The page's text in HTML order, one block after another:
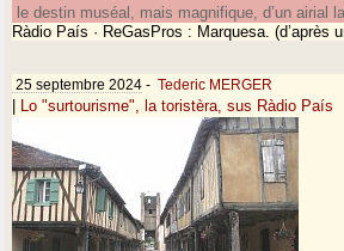
le destin muséal, mais magnifique, d’un airial
Ràdio País · ReGasPros : Marquesa. (d’après
25 septembre 2024 - Tederic MERGER
Lo "surtourisme", la toristèra, sus Ràdio País